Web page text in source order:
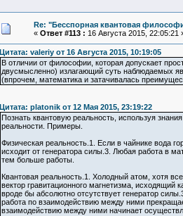
Re: "Бесспорная квантовая
« Ответ #113 : 16 Августа 2015, 22:05:21
Цитата: valeriy от 16 Августа 2015, 10:19:05
В отличии от философии, которая допускает
двусмысленно) излагающий суть наблюдаемых
(впрочем, математика и затачивалась
Цитата: platonik от 12 Мая 2015, 23:19:22
Познать квантовую реальность, используя
реальности.
Физическая реальность.1. Если в чайнике вода
исходит от генератора силы.3. Любая работа в
тем больше
Квантовая реальность.1. Холодный атом, хотя
вектор гравитационного магнетизма, исходящий
вроде бы абсолютно отсутствует генератор
работа по взаимодействию между ними
взаимодействию между ними начинает